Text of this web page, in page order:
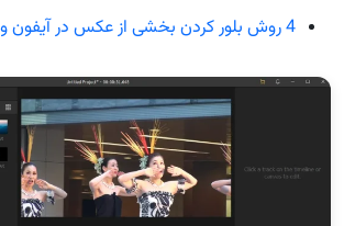
4 روش بلور کردن بخشی از عکس در آیفون و آیپد